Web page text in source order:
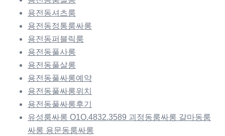
용전동셔츠룸
용전동정통룸싸롱
용전동퍼블릭룸
용전동풀사롱
용전동풀살롱
용전동풀싸롱예약
용전동풀싸롱위치
용전동풀싸롱후기
유성룸싸롱 O1O.4832.3589 괴정동룸싸롱 갈마동룸
싸롱 용문동룸싸롱